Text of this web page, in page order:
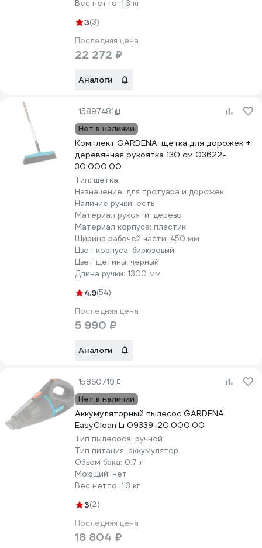
Вес нетто: 1.3 кг
3(3)
Последняя цена
22 272 ₽
Аналоги
15897481
Нет в наличии
Комплект GARDENA: щетка для дорожек +
деревянная рукоятка 130 см 03622-
30.000.00
Тип: щетка
Назначение: для тротуара и дорожек
Наличие ручки: есть
Материал рукояти: дерево
Материал корпуса: пластик
Ширина рабочей части: 450 мм
Цвет корпуса: бирюзовый
Цвет щетины: черный
Длина ручки: 1300 мм
4.9(54)
Последняя цена
5 990 ₽
Аналоги
15860719
Нет в наличии
Аккумуляторный пылесос GARDENA
EasyClean Li 09339-20.000.00
Тип пылесоса: ручной
Тип питания: аккумулятор
Объем бака: 0.7 л
Моющий: нет
Вес нетто: 1.3 кг
3(2)
Последняя цена
18 804 ₽